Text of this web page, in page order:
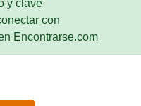
y clave
con
Encontrarse.com